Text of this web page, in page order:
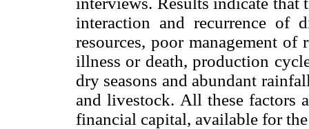
interaction and recurrence of
resources, poor management
illness or death, production
dry seasons and abundant
and livestock. All these factors
financial capital, available for